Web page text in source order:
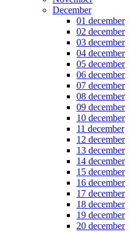
December
01 december
02 december
03 december
04 december
05 december
06 december
07 december
08 december
09 december
10 december
11 december
12 december
13 december
14 december
15 december
16 december
17 december
18 december
19 december
20 december